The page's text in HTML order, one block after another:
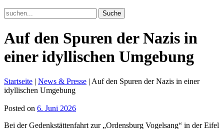
Search
for:
Auf den Spuren der Nazis in
einer idyllischen Umgebung
Startseite | News & Presse | Auf den Spuren der Nazis in einer
idyllischen Umgebung
Posted on 6. Juni 2026
Bei der Gedenkstättenfahrt zur „Ordensburg Vogelsang“ in der Eifel